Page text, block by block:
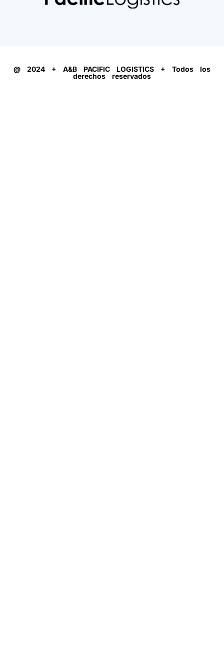
@ 2024 + A&B PACIFIC LOGISTICS + Todos los
derechos reservados